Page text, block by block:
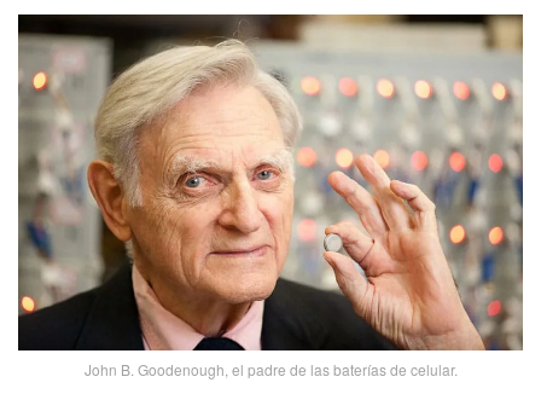
John B. Goodenough, el padre de las baterí­as de celular.